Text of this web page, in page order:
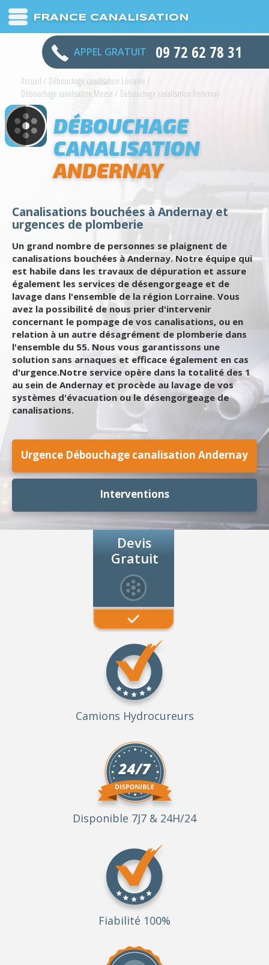
FRANCE CANALISATION
APPEL GRATUIT 09 72 62 78 31
Accueil / Débouchage canalisation Lorraine /
Débouchage canalisation Meuse / Débouchage canalisation Andernay
DÉBOUCHAGE
CANALISATION
ANDERNAY
Canalisations bouchées à Andernay et
urgences de plomberie
Un grand nombre de personnes se plaignent de
canalisations bouchées à Andernay. Notre équipe qui
est habile dans les travaux de dépuration et assure
également les services de désengorgeage et de
lavage dans l'ensemble de la région Lorraine. Vous
avez la possibilité de nous prier d'intervenir
concernant le pompage de vos canalisations, ou en
relation à un autre désagrément de plomberie dans
l'ensemble du 55. Nous vous garantissons une
solution sans arnaques et efficace également en cas
d'urgence.Notre service opère dans la totalité des 1
au sein de Andernay et procède au lavage de vos
systèmes d'évacuation ou le désengorgeage de
canalisations.
Urgence Débouchage canalisation Andernay
Interventions
Devis
Gratuit
Camions Hydrocureurs
Disponible 7J7 & 24H/24
Fiabilité 100%